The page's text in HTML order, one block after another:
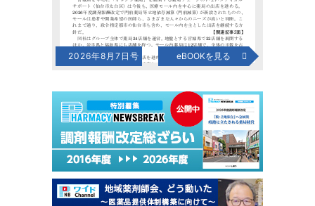
2026年8月7日号 eBOOKを見る